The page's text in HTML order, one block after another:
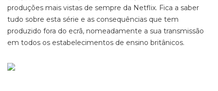
produções mais vistas de sempre da Netflix. Fica a saber
tudo sobre esta série e as consequências que tem
produzido fora do ecrã, nomeadamente a sua transmissão
em todos os estabelecimentos de ensino britânicos.